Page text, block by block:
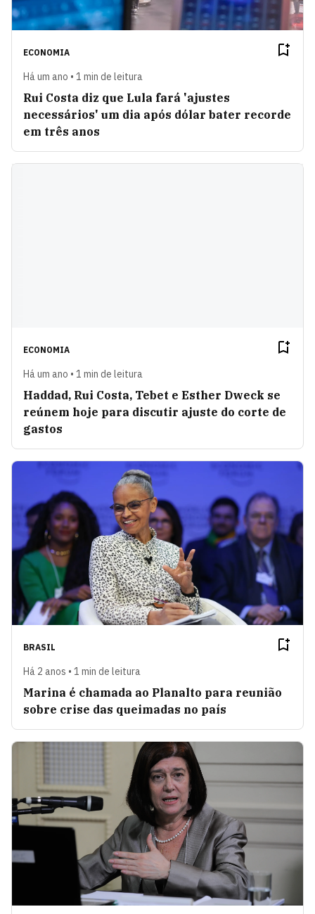
ECONOMIA
Há um ano • 1 min de leitura
Rui Costa diz que Lula fará 'ajustes
necessários' um dia após dólar bater recorde
em três anos
ECONOMIA
Há um ano • 1 min de leitura
Haddad, Rui Costa, Tebet e Esther Dweck se
reúnem hoje para discutir ajuste do corte de
gastos
BRASIL
Há 2 anos • 1 min de leitura
Marina é chamada ao Planalto para reunião
sobre crise das queimadas no país